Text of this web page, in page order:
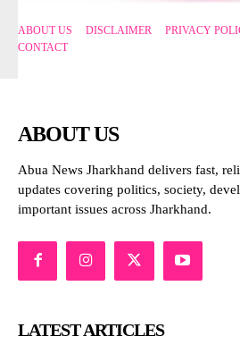
ABOUT US DISCLAIMER PRIVACY
CONTACT
ABOUT US
Abua News Jharkhand delivers fast,
updates covering politics, society,
important issues across Jharkhand.
LATEST ARTICLES